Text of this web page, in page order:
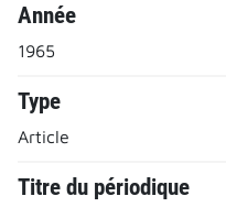
Année
1965
Type
Article
Titre du périodique